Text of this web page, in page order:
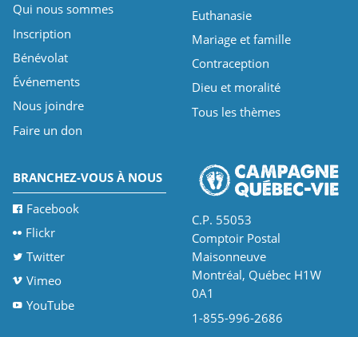
Qui nous sommes
Inscription
Bénévolat
Événements
Nous joindre
Faire un don
Euthanasie
Mariage et famille
Contraception
Dieu et moralité
Tous les thèmes
BRANCHEZ-VOUS À NOUS
Facebook
Flickr
Twitter
Vimeo
YouTube
C.P. 55053
Comptoir Postal
Maisonneuve
Montréal, Québec H1W
0A1
1-855-996-2686